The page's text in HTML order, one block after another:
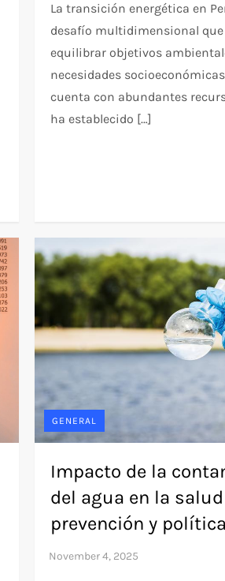
La transición energética en
desafío multidimensional
equilibrar objetivos
necesidades
cuenta con abundantes
ha establecido […]
GENERAL
Impacto de la
del agua en la
prevención y